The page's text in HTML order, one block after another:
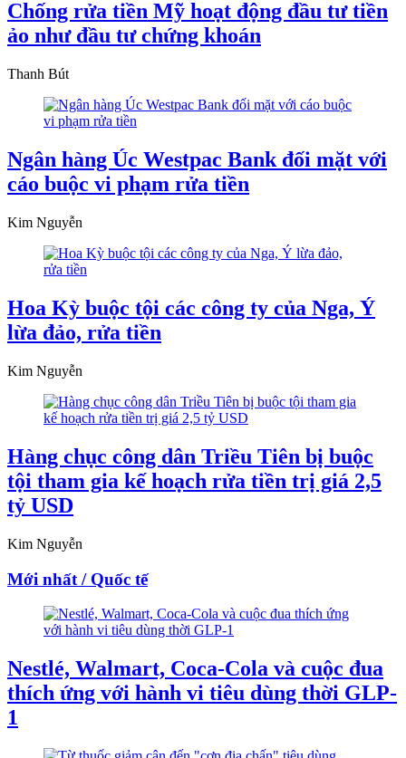
Chống rửa tiền Mỹ hoạt động đầu tư tiền
ảo như đầu tư chứng khoán
Thanh Bút
Ngân hàng Úc Westpac Bank đối mặt với
cáo buộc vi phạm rửa tiền
Kim Nguyễn
Hoa Kỳ buộc tội các công ty của Nga, Ý
lừa đảo, rửa tiền
Kim Nguyễn
Hàng chục công dân Triều Tiên bị buộc
tội tham gia kế hoạch rửa tiền trị giá 2,5
tỷ USD
Kim Nguyễn
Mới nhất / Quốc tế
Nestlé, Walmart, Coca-Cola và cuộc đua
thích ứng với hành vi tiêu dùng thời GLP-
1